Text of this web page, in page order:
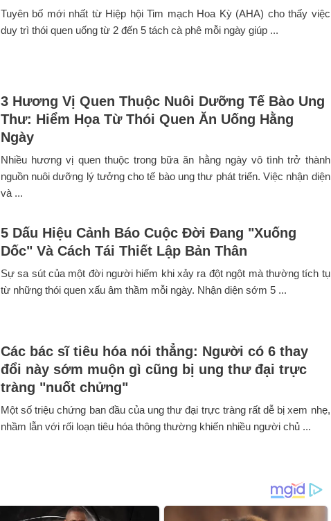
Tuyên bố mới nhất từ Hiệp hội Tim mạch Hoa Kỳ (AHA) cho thấy việc
duy trì thói quen uống từ 2 đến 5 tách cà phê mỗi ngày giúp ...
3 Hương Vị Quen Thuộc Nuôi Dưỡng Tế Bào Ung
Thư: Hiểm Họa Từ Thói Quen Ăn Uống Hằng
Ngày
Nhiều hương vị quen thuộc trong bữa ăn hằng ngày vô tình trở thành
nguồn nuôi dưỡng lý tưởng cho tế bào ung thư phát triển. Việc nhận diện
và ...
5 Dấu Hiệu Cảnh Báo Cuộc Đời Đang "Xuống
Dốc" Và Cách Tái Thiết Lập Bản Thân
Sự sa sút của một đời người hiếm khi xảy ra đột ngột mà thường tích tụ
từ những thói quen xấu âm thầm mỗi ngày. Nhận diện sớm 5 ...
Các bác sĩ tiêu hóa nói thẳng: Người có 6 thay
đổi này sớm muộn gì cũng bị ung thư đại trực
tràng "nuốt chửng"
Một số triệu chứng ban đầu của ung thư đại trực tràng rất dễ bị xem nhẹ,
nhầm lẫn với rối loạn tiêu hóa thông thường khiến nhiều người chủ ...